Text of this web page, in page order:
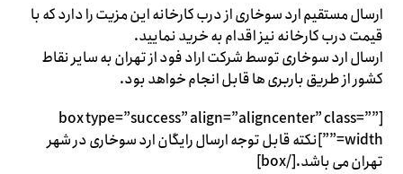
ارسال مستقیم ارد سوخاری از درب کارخانه این مزیت را دارد که با
قیمت درب کارخانه نیز اقدام به خرید نمایید.
ارسال ارد سوخاری توسط شرکت اراد فود از تهران به سایر نقاط
کشور از طریق باربری ها قابل انجام خواهد بود.
[box type=”success” align=”aligncenter” class=””
width=””]نکته قابل توجه ارسال رایگان ارد سوخاری در شهر
تهران می باشد.[/box]